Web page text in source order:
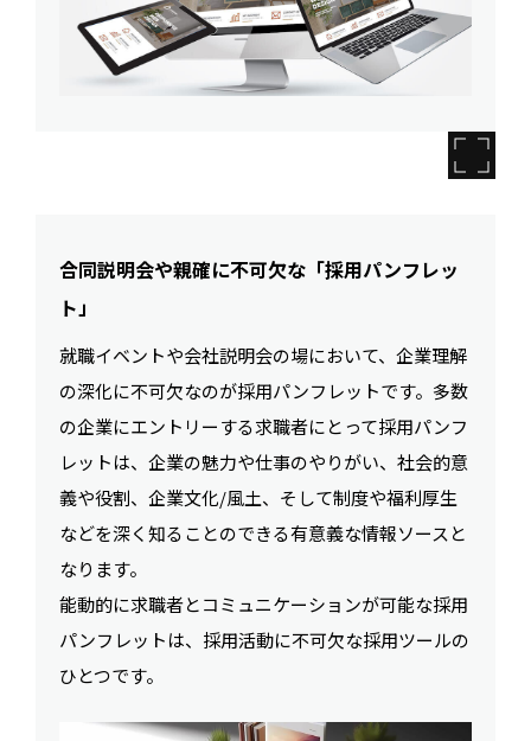
合同説明会や親確に不可欠な「採用パンフレッ
ト」
就職イベントや会社説明会の場において、企業理解
の深化に不可欠なのが採用パンフレットです。多数
の企業にエントリーする求職者にとって採用パンフ
レットは、企業の魅力や仕事のやりがい、社会的意
義や役割、企業文化/風土、そして制度や福利厚生
などを深く知ることのできる有意義な情報ソースと
なります。
能動的に求職者とコミュニケーションが可能な採用
パンフレットは、採用活動に不可欠な採用ツールの
ひとつです。